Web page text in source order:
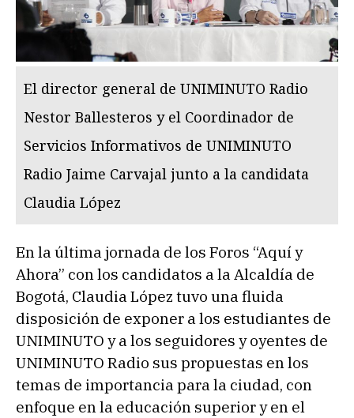
El director general de UNIMINUTO Radio
Nestor Ballesteros y el Coordinador de
Servicios Informativos de UNIMINUTO
Radio Jaime Carvajal junto a la candidata
Claudia López
En la última jornada de los Foros “Aquí y
Ahora” con los candidatos a la Alcaldía de
Bogotá, Claudia López tuvo una fluida
disposición de exponer a los estudiantes de
UNIMINUTO y a los seguidores y oyentes de
UNIMINUTO Radio sus propuestas en los
temas de importancia para la ciudad, con
enfoque en la educación superior y en el